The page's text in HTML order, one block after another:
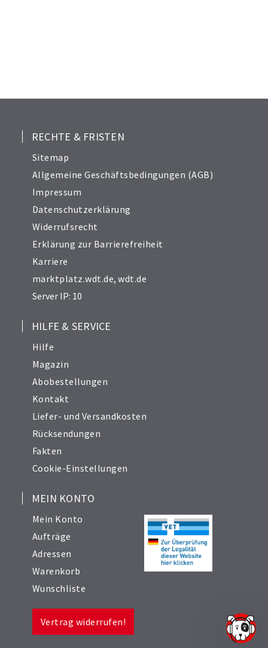
RECHTE & FRISTEN
Sitemap
Allgemeine Geschäftsbedingungen (AGB)
Impressum
Datenschutzerklärung
Widerrufsrecht
Erklärung zur Barrierefreiheit
Karriere
marktplatz.wdt.de,wdt.de
Server IP: 10
HILFE & SERVICE
Hilfe
Magazin
Abobestellungen
Kontakt
Liefer- und Versandkosten
Rücksendungen
Fakten
Cookie-Einstellungen
MEIN KONTO
Mein Konto
Aufträge
Adressen
Warenkorb
Wunschliste
Vertrag widerrufen!